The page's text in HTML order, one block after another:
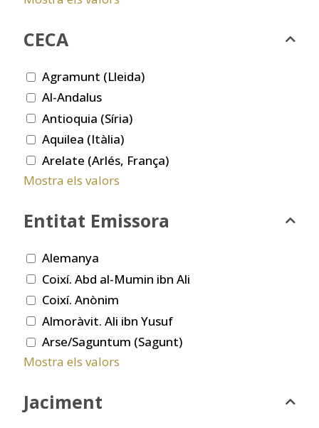
CECA
Agramunt (Lleida)
Al-Andalus
Antioquia (Síria)
Aquilea (Itàlia)
Arelate (Arlés, França)
Mostra els valors
Entitat Emissora
Alemanya
Coixí. Abd al-Mumin ibn Ali
Coixí. Anònim
Almoràvit. Ali ibn Yusuf
Arse/Saguntum (Sagunt)
Mostra els valors
Jaciment